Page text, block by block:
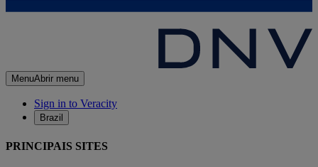
MenuAbrir menu
Sign in to Veracity
Brazil
PRINCIPAIS SITES